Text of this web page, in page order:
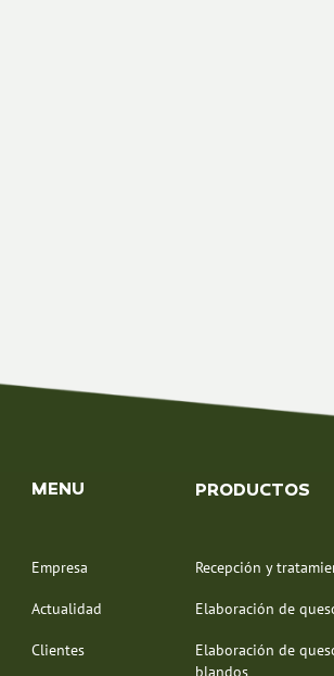
MENU
Empresa
Actualidad
Clientes
PRODUCTOS
Recepción y
Elaboración de
Elaboración de
blandos